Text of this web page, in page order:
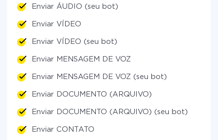
Enviar ÁUDIO (seu bot)
Enviar VÍDEO
Enviar VÍDEO (seu bot)
Enviar MENSAGEM DE VOZ
Enviar MENSAGEM DE VOZ (seu bot)
Enviar DOCUMENTO (ARQUIVO)
Enviar DOCUMENTO (ARQUIVO) (seu bot)
Enviar CONTATO